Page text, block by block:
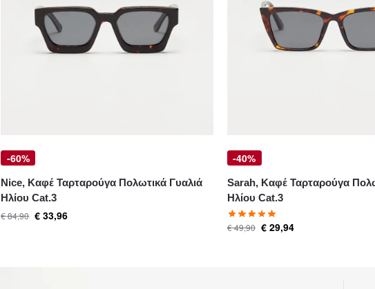
-60%
Nice, Καφέ Ταρταρούγα Πολωτικά Γυαλιά
Ηλίου Cat.3
€84,90 € 33,96
-40%
Sarah, Καφέ Ταρταρούγα
Ηλίου Cat.3
€49,90 € 29,94